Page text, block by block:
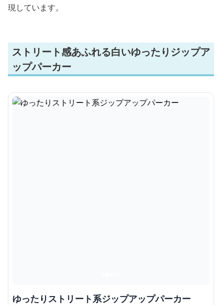
現しています。
ストリート感あふれる白いゆったりジップア
ップパーカー
ゆったりストリート系ジップアップパーカー